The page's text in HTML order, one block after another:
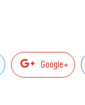
Google+